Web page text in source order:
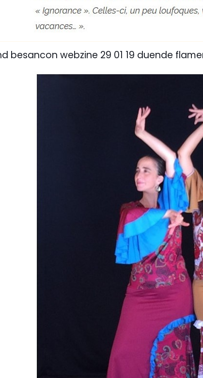
besancon webzine 29 01 19 duende